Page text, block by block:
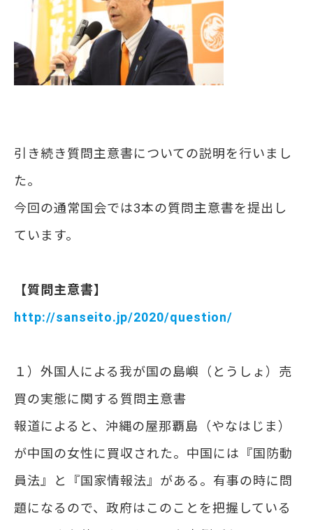
引き続き質問主意書についての説明を行いまし
た。
今回の通常国会では3本の質問主意書を提出し
ています。
【質問主意書】
http://sanseito.jp/2020/question/
１）外国人による我が国の島嶼（とうしょ）売
買の実態に関する質問主意書
報道によると、沖縄の屋那覇島（やなはじま）
が中国の女性に買収された。中国には『国防動
員法』と『国家情報法』がある。有事の時に問
題になるので、政府はこのことを把握している